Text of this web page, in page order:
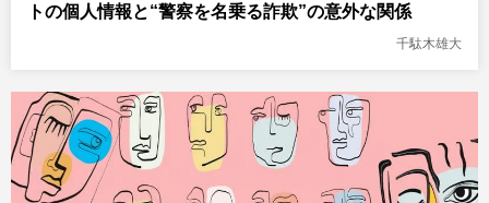
トの個人情報と“警察を名乗る詐欺”の意外な関係
千駄木雄大